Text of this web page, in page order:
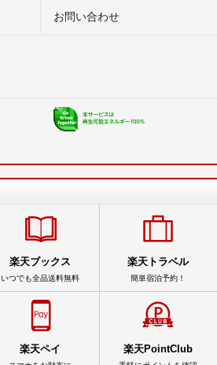
お問い合わせ
楽天ブックス
いつでも全品送料無料
楽天トラベル
簡単宿泊予約！
楽天ペイ 楽天PointClub